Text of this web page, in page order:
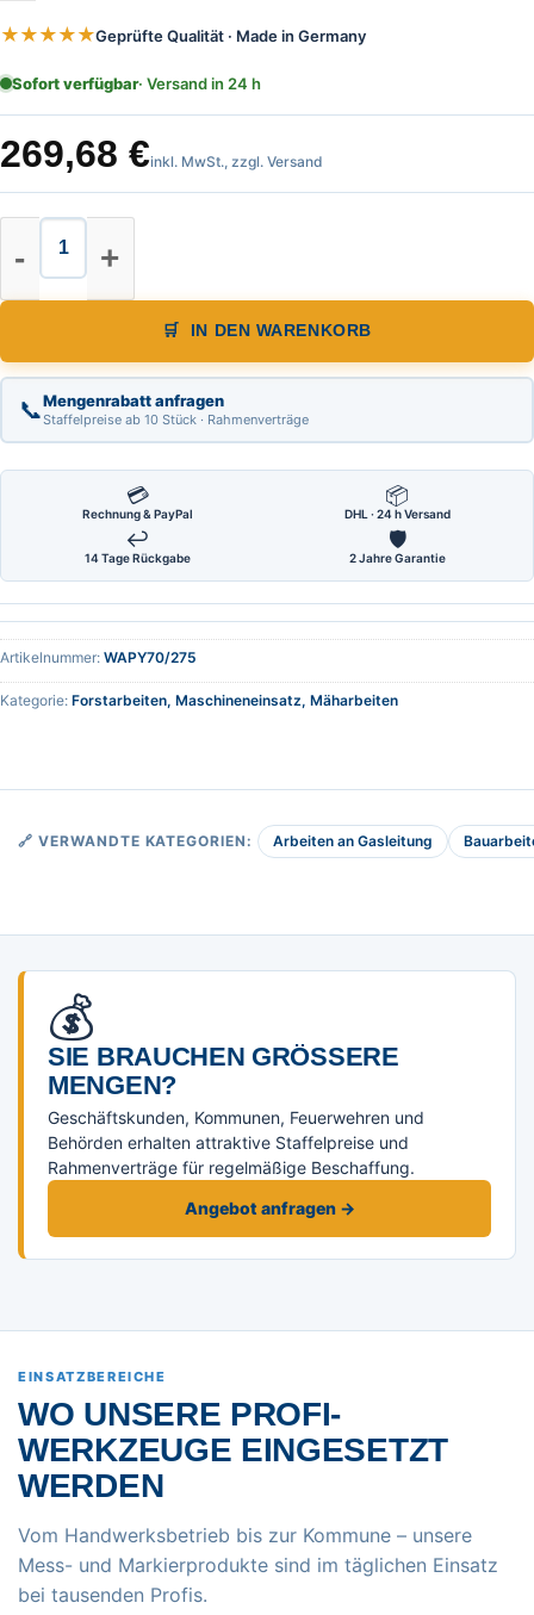
★★★★★Geprüfte Qualität · Made in Germany
Sofort verfügbar· Versand in 24 h
269,68 €inkl. MwSt., zzgl. Versand
Warnpyramide, Faltsignal,
IN DEN WARENKORB
📞Mengenrabatt anfragen
Staffelpreise ab 10 Stück · Rahmenverträge
💳
Rechnung & PayPal
📦
DHL · 24 h Versand
↩
14 Tage Rückgabe
🛡
2 Jahre Garantie
Artikelnummer: WAPY70/275
Kategorie: Forstarbeiten, Maschineneinsatz, Mäharbeiten
🔗 VERWANDTE KATEGORIEN: Arbeiten an Gasleitung
💰
SIE BRAUCHEN GRÖSSERE M
ENGEN?
Geschäftskunden, Kommunen, Feuerwehren und
Behörden erhalten attraktive Staffelpreise und
Rahmenverträge für regelmäßige Beschaffung.
Angebot anfragen →
EINSATZBEREICHE
WO UNSERE PROFI-
WERKZEUGE EINGESETZT
WERDEN
Vom Handwerksbetrieb bis zur Kommune – unsere
Mess- und Markierprodukte sind im täglichen Einsatz
bei tausenden Profis.